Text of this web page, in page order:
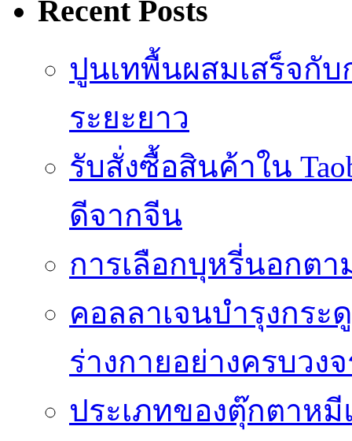
Recent Posts
ปูนเทพื้นผสมเสร็จกั
ระยะยาว
รับสั่งซื้อสินค้าใน
ดีจากจีน
การเลือกบุหรี่นอกต
คอลลาเจนบำรุงกระ
ร่างกายอย่างครบวง
ประเภทของตุ๊กตาห